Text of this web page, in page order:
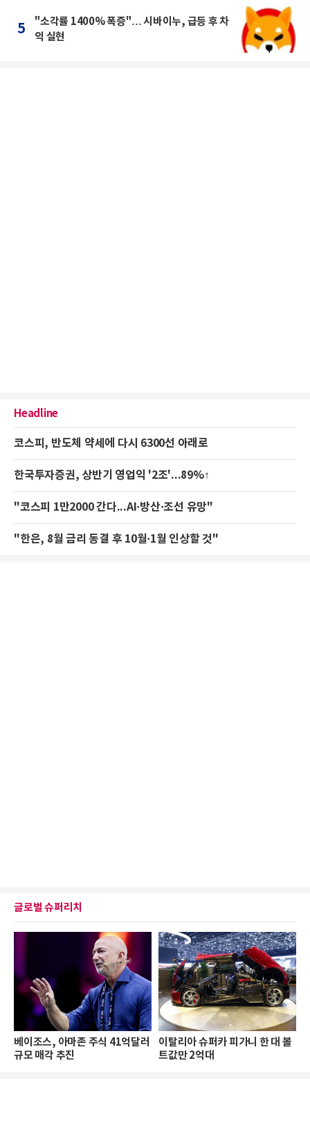
5
"소각률 1400% 폭증"… 시바이누, 급등 후 차
익 실현
Headline
코스피, 반도체 약세에 다시 6300선 아래로
한국투자증권, 상반기 영업익 '2조'...89%↑
"코스피 1만2000 간다...AI·방산·조선 유망"
"한은, 8월 금리 동결 후 10월·1월 인상할 것"
글로벌 슈퍼리치
베이조스, 아마존 주식 41억달러
규모 매각 추진
이탈리아 슈퍼카 피가니 한 대 볼
트값만 2억대